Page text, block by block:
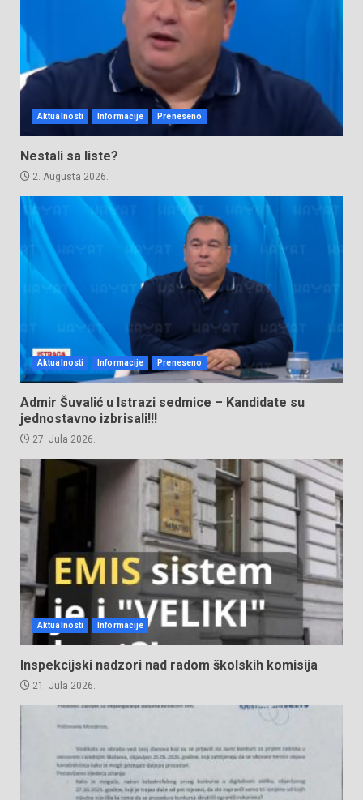
Aktualnosti Informacije Preneseno
Nestali sa liste?
2. Augusta 2026.
Aktualnosti Informacije Preneseno
Admir Šuvalić u Istrazi sedmice – Kandidate su
jednostavno izbrisali!!!
27. Jula 2026.
Aktualnosti Informacije
Inspekcijski nadzori nad radom školskih komisija
21. Jula 2026.